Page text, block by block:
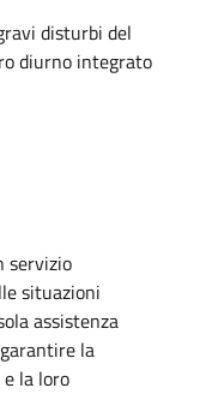
disturbi del
diurno integrato
servizio
situazioni
assistenza
la
la loro